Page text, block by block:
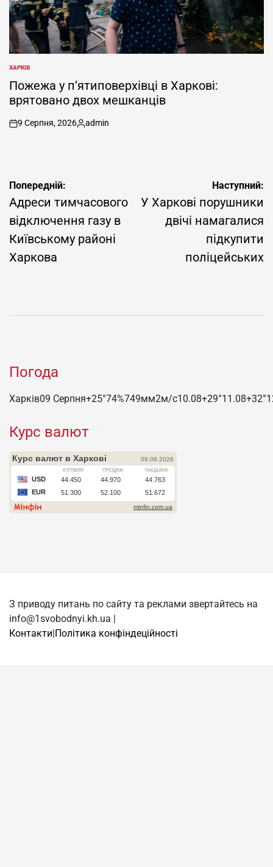
ОПУБЛІКУВАТИ
У
ХАРКІВ
Пожежа у п’ятиповерхівці в Харкові:
врятовано двох мешканців
on
9 Серпня, 2026
Опубліковано
admin
Навігація
записів
Попередній:
Адреси тимчасового
відключення газу в
Київському районі
Харкова
Наступний:
У Харкові порушники
двічі намагалися
підкупити
поліцейських
Погода
Харків09 Серпня+25°74%749мм2м/c10.08+29°11.08+32°
Курс валют
З приводу питань по сайту та реклами звертайтесь на
info@1svobodnyi.kh.ua |
Контакти Політика конфіндеційності